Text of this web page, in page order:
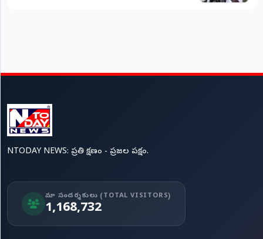
NTODAY NEWS: ప్రతి క్షణం - ప్రజల పక్షం.
మా సందర్శకులు (TOTAL VISITORS)
1,168,732